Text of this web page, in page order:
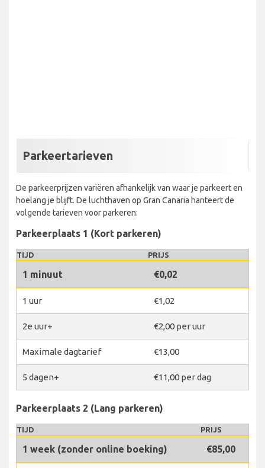
Parkeertarieven
De parkeerprijzen variëren afhankelijk van waar je parkeert en
hoelang je blijft. De luchthaven op Gran Canaria hanteert de
volgende tarieven voor parkeren:
Parkeerplaats 1 (Kort parkeren)
TIJD PRIJS
1 minuut €0,02
1 uur €1,02
2e uur+ €2,00 per uur
Maximale dagtarief €13,00
5 dagen+ €11,00 per dag
Parkeerplaats 2 (Lang parkeren)
TIJD PRIJS
1 week (zonder online boeking) €85,00